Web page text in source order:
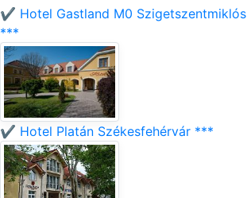
✔️ Hotel Gastland M0 Szigetszentmiklós
***
✔️ Hotel Platán Székesfehérvár ***